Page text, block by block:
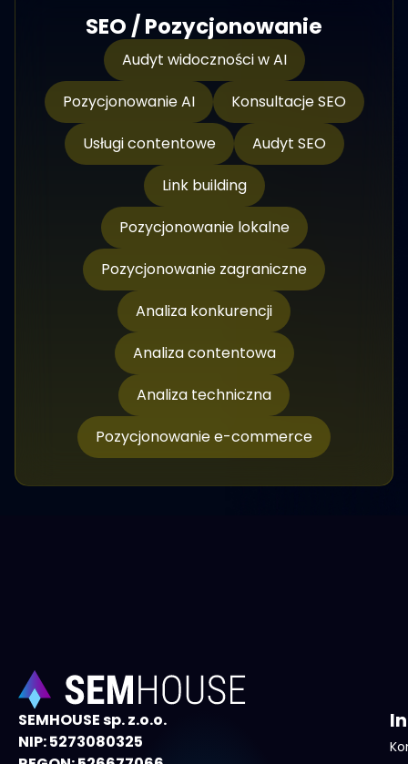
SEO / Pozycjonowanie
Audyt widoczności w AI
Pozycjonowanie AI
Konsultacje SEO
Usługi contentowe
Audyt SEO
Link building
Pozycjonowanie lokalne
Pozycjonowanie zagraniczne
Analiza konkurencji
Analiza contentowa
Analiza techniczna
Pozycjonowanie e-commerce
SEMHOUSE sp. z.o.o.
NIP: 5273080325